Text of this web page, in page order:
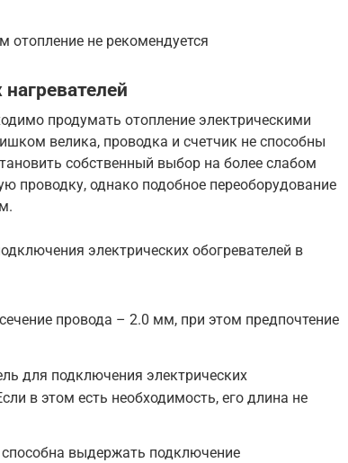
отопление не рекомендуется
продумать отопление электрическими
велика, проводка и счетчик не способны
собственный выбор на более слабом
проводку, однако подобное переоборудование
электрических обогревателей в
провода – 2.0 мм, при этом предпочтение
для подключения электрических
в этом есть необходимость, его длина не
выдержать подключение